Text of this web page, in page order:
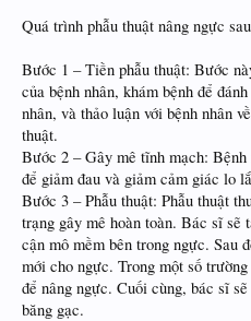
Quá trình phẫu thuật nâng ngực
Bước 1 – Tiền phẫu thuật: Bước
của bệnh nhân, khám bệnh để
nhân, và thảo luận với bệnh nhân
thuật.
Bước 2 – Gây mê tĩnh mạch:
để giảm đau và giảm cảm giác lo
Bước 3 – Phẫu thuật: Phẫu thuật
trạng gây mê hoàn toàn. Bác sĩ sẽ
cận mô mềm bên trong ngực. Sau
mới cho ngực. Trong một số
để nâng ngực. Cuối cùng, bác sĩ
băng gạc.